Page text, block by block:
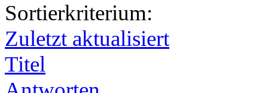
Sortierkriterium:
Zuletzt aktualisiert
Titel